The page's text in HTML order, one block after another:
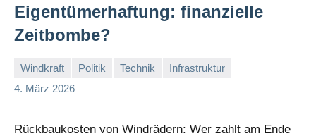
Eigentümerhaftung: finanzielle
Zeitbombe?
Windkraft Politik Technik
Infrastruktur
4. März 2026
admin
Rückbaukosten von Windrädern: Wer zahlt am Ende